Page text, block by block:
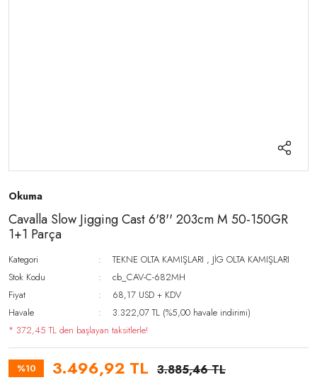
Okuma
Cavalla Slow Jigging Cast 6'8'' 203cm M 50-150GR
1+1 Parça
Kategori TEKNE OLTA KAMIŞLARI , JİG OLTA KAMIŞLARI
Stok Kodu
cb_CAV-C-682MH
Fiyat
68,17 USD + KDV
Havale
3.322,07 TL (%5,00 havale indirimi)
* 372,45 TL den başlayan taksitlerle!
%10 3.496,92 TL 3.885,46 TL